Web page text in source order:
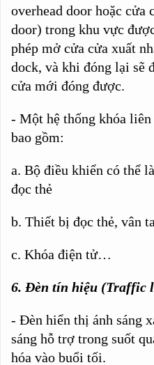
overhead door hoặc cửa
door) trong khu vực
phép mở cửa cửa xuất
dock, và khi đóng lại sẽ
cửa mới đóng được.
- Một hệ thống khóa
bao gồm:
a. Bộ điều khiển có thể
đọc thẻ
b. Thiết bị đọc thẻ, vân
c. Khóa điện tử…
6. Đèn tín hiệu (Traffic
- Đèn hiển thị ánh sáng
sáng hỗ trợ trong suốt
hóa vào buổi tối.